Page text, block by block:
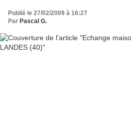
Publié le 27/02/2009 à 16:27
Par Pascal G.